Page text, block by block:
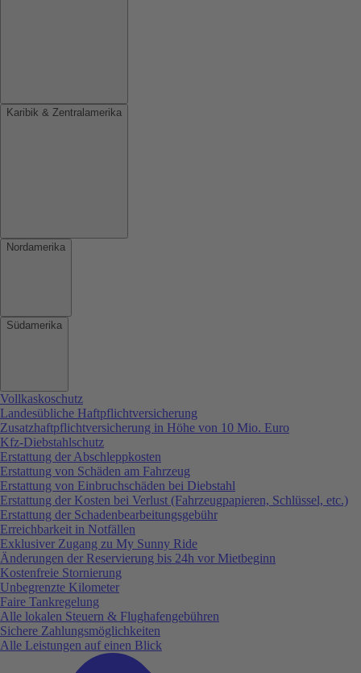
Karibik & Zentralamerika
Nordamerika
Südamerika
Vollkaskoschutz
Landesübliche Haftpflichtversicherung
Zusatzhaftpflichtversicherung in Höhe von 10 Mio. Euro
Kfz-Diebstahlschutz
Erstattung der Abschleppkosten
Erstattung von Schäden am Fahrzeug
Erstattung von Einbruchschäden bei Diebstahl
Erstattung der Kosten bei Verlust (Fahrzeugpapieren, Schlüssel, etc.)
Erstattung der Schadenbearbeitungsgebühr
Erreichbarkeit in Notfällen
Exklusiver Zugang zu My Sunny Ride
Änderungen der Reservierung bis 24h vor Mietbeginn
Kostenfreie Stornierung
Unbegrenzte Kilometer
Faire Tankregelung
Alle lokalen Steuern & Flughafengebühren
Sichere Zahlungsmöglichkeiten
Alle Leistungen auf einen Blick